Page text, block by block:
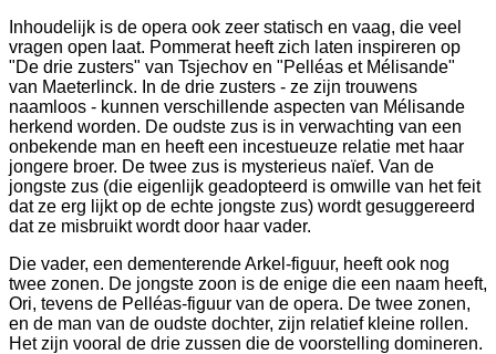
Inhoudelijk is de opera ook zeer statisch en vaag, die veel
vragen open laat. Pommerat heeft zich laten inspireren op
"De drie zusters" van Tsjechov en "Pelléas et Mélisande"
van Maeterlinck. In de drie zusters - ze zijn trouwens
naamloos - kunnen verschillende aspecten van Mélisande
herkend worden. De oudste zus is in verwachting van een
onbekende man en heeft een incestueuze relatie met haar
jongere broer. De twee zus is mysterieus naïef. Van de
jongste zus (die eigenlijk geadopteerd is omwille van het feit
dat ze erg lijkt op de echte jongste zus) wordt gesuggereerd
dat ze misbruikt wordt door haar vader.
Die vader, een dementerende Arkel-figuur, heeft ook nog
twee zonen. De jongste zoon is de enige die een naam heeft,
Ori, tevens de Pelléas-figuur van de opera. De twee zonen,
en de man van de oudste dochter, zijn relatief kleine rollen.
Het zijn vooral de drie zussen die de voorstelling domineren.